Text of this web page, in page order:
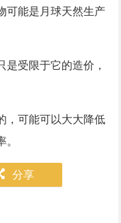
可能是月球天然生产
受限于它的造价，
可能可以大大降低
分享